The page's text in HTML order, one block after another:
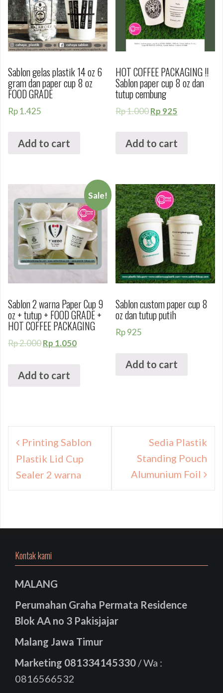
Sablon gelas plastik 14 oz 6
gram dan paper cup 8 oz
FOOD GRADE
Rp1.425
Add to cart
HOT COFFEE PACKAGING !!
Sablon paper cup 8 oz dan
tutup cembung
Rp1.000Rp 925
Add to cart
Sale!
Sablon 2 warna Paper Cup 9
oz + tutup + FOOD GRADE +
HOT COFFEE PACKAGING
Rp2.000Rp 1.050
Add to cart
Sablon custom paper cup 8
oz dan tutup putih
Rp925
Add to cart
Navigasi
posPrinting Sablon
Plastik Lid Cup
Sealer 2 warna
Sedia Plastik
Standing Pouch
Alumunium Foil
Kontak kami
MALANG
Perumahan Graha Permata Residence
Blok AA no 3 Pakisjajar
Malang Jawa Timur
Marketing 081334145330 / Wa :
0816566532